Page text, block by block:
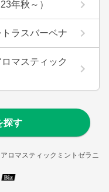
ロマスティックミントゼラニウ
年秋～）
ラスバーベナ
マスティック
探す